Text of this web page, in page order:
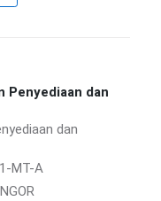
Penyediaan dan
dan
MT-A